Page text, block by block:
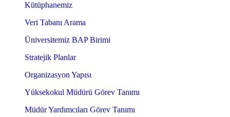
Kütüphanemiz
Veri Tabanı Arama
Üniversitemiz BAP Birimi
Stratejik Planlar
Organizasyon Yapısı
Yüksekokul Müdürü Görev Tanımı
Müdür Yardımcıları Görev Tanımı